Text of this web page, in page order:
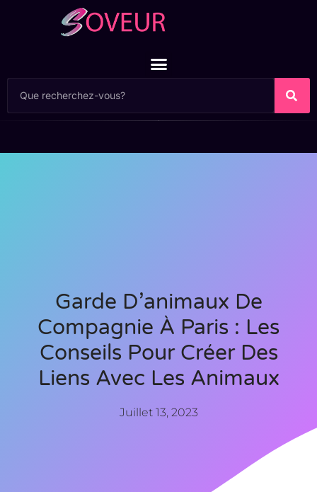
Garde D’animaux De
Compagnie À Paris : Les
Conseils Pour Créer Des
Liens Avec Les Animaux
Juillet 13, 2023